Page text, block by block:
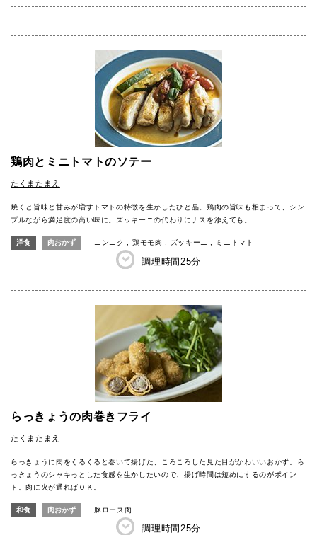
鶏肉とミニトマトのソテー
たくまたまえ
焼くと旨味と甘みが増すトマトの特徴を生かしたひと品。鶏肉の旨味も相まって、シン
プルながら満足度の高い味に。ズッキーニの代わりにナスを添えても。
洋食 肉おかず ニンニク 鶏モモ肉 ズッキーニ ミニトマト
調理時間 25分
らっきょうの肉巻きフライ
たくまたまえ
らっきょうに肉をくるくると巻いて揚げた、ころころした見た目がかわいいおかず。ら
っきょうのシャキっとした食感を生かしたいので、揚げ時間は短めにするのがポイン
ト。肉に火が通ればＯＫ。
和食 肉おかず 豚ロース肉
調理時間25分